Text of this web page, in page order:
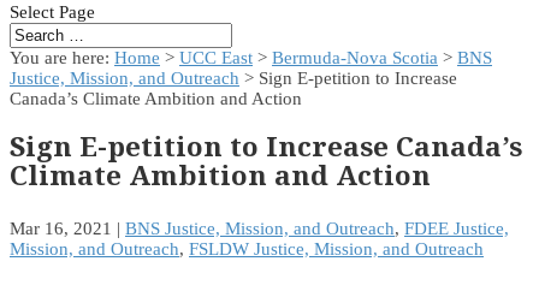
Select Page
You are here: Home > UCC East > Bermuda-Nova Scotia > BNS
Justice, Mission, and Outreach > Sign E-petition to Increase
Canada’s Climate Ambition and Action
Sign E-petition to Increase Canada’s
Climate Ambition and Action
Mar 16, 2021 | BNS Justice, Mission, and Outreach, FDEE Justice,
Mission, and Outreach, FSLDW Justice, Mission, and Outreach